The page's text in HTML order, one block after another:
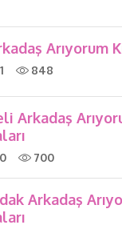
Arıyorum
1 848
Arkadaş
0 700
Arkadaş